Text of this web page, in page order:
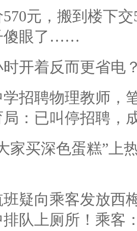
元，搬到楼下
傻眼了……
时开着反而更省电
招聘物理教师，
：已叫停招聘，
家买深色蛋糕”上
疑向乘客发放西
队上厕所！乘客